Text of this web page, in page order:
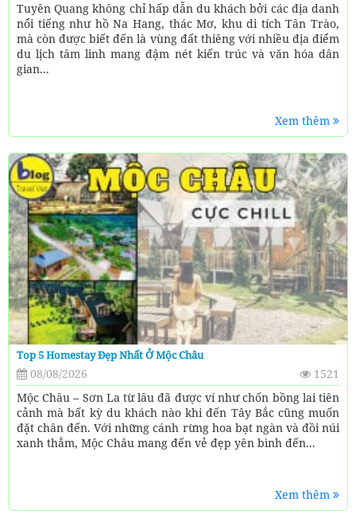
Tuyên Quang không chỉ hấp dẫn du khách bởi các địa danh
nổi tiếng như hồ Na Hang, thác Mơ, khu di tích Tân Trào,
mà còn được biết đến là vùng đất thiêng với nhiều địa điểm
du lịch tâm linh mang đậm nét kiến trúc và văn hóa dân
gian...
Xem thêm
Top 5 Homestay Đẹp Nhất Ở Mộc Châu
08/08/2026
1521
Mộc Châu – Sơn La từ lâu đã được ví như chốn bồng lai tiên
cảnh mà bất kỳ du khách nào khi đến Tây Bắc cũng muốn
đặt chân đến. Với những cánh rừng hoa bạt ngàn và đồi núi
xanh thẳm, Mộc Châu mang đến vẻ đẹp yên bình đến...
Xem thêm